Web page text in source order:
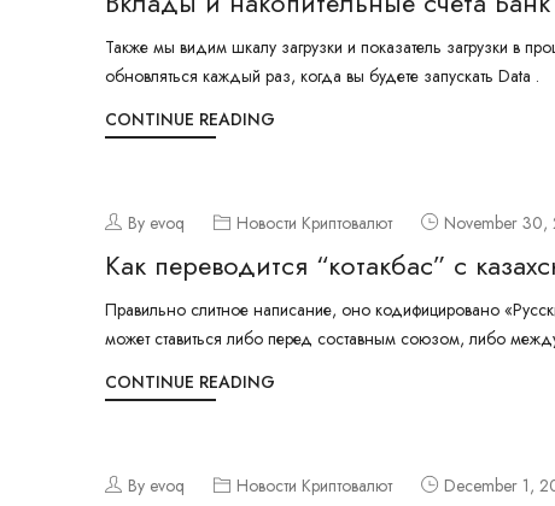
Также мы видим шкалу загрузки и показатель загрузки в
обновляться каждый раз, когда вы будете запускать Data .
CONTINUE READING
By evoq Новости Криптовалют November 30,
Как переводится “котакбас” с
Правильно слитное написание, оно кодифицировано
может ставиться либо перед составным союзом, либо
CONTINUE READING
By evoq Новости Криптовалют December 1,